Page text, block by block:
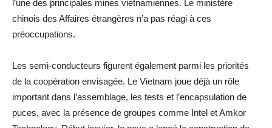
l’une des principales mines vietnamiennes. Le ministère
chinois des Affaires étrangères n’a pas réagi à ces
préoccupations.
Les semi-conducteurs figurent également parmi les priorités
de la coopération envisagée. Le Vietnam joue déjà un rôle
important dans l’assemblage, les tests et l’encapsulation de
puces, avec la présence de groupes comme Intel et Amkor